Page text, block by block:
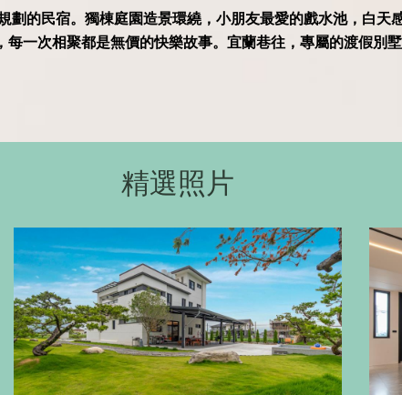
劃的民宿。獨棟庭園造景環繞，小朋友最愛的戲水池，白天
一次相聚都是無價的快樂故事。宜蘭巷往，專屬的渡假別
精選照片